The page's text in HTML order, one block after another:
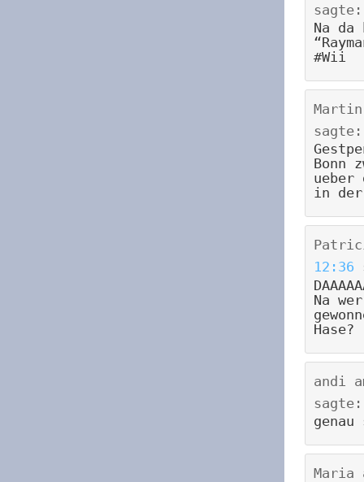
sagte:
Na
#Wii
Martin
sagte:
Bonn
ueber
in der
12:36
Na
Hase?
andi
sagte:
Maria